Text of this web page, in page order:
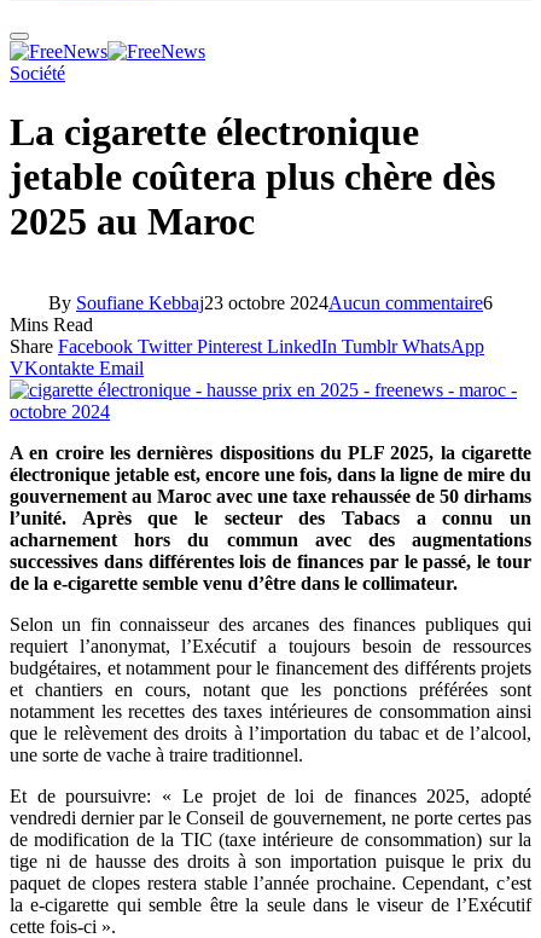
Société
La cigarette électronique
jetable coûtera plus chère dès
2025 au Maroc
By Soufiane Kebbaj23 octobre 2024Aucun commentaire6
Mins Read
Share Facebook Twitter Pinterest LinkedIn Tumblr WhatsApp
VKontakte Email
A en croire les dernières dispositions du PLF 2025, la cigarette
électronique jetable est, encore une fois, dans la ligne de mire du
gouvernement au Maroc avec une taxe rehaussée de 50 dirhams
l’unité. Après que le secteur des Tabacs a connu un
acharnement hors du commun avec des augmentations
successives dans différentes lois de finances par le passé, le tour
de la e-cigarette semble venu d’être dans le collimateur.
Selon un fin connaisseur des arcanes des finances publiques qui
requiert l’anonymat, l’Exécutif a toujours besoin de ressources
budgétaires, et notamment pour le financement des différents projets
et chantiers en cours, notant que les ponctions préférées sont
notamment les recettes des taxes intérieures de consommation ainsi
que le relèvement des droits à l’importation du tabac et de l’alcool,
une sorte de vache à traire traditionnel.
Et de poursuivre: « Le projet de loi de finances 2025, adopté
vendredi dernier par le Conseil de gouvernement, ne porte certes pas
de modification de la TIC (taxe intérieure de consommation) sur la
tige ni de hausse des droits à son importation puisque le prix du
paquet de clopes restera stable l’année prochaine. Cependant, c’est
la e-cigarette qui semble être la seule dans le viseur de l’Exécutif
cette fois-ci ».